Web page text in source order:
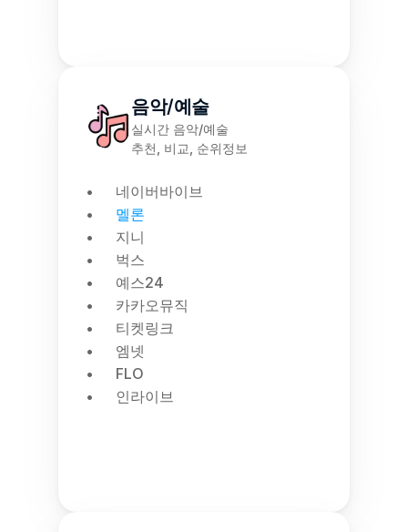
음악/예술
실시간 음악/예술
추천, 비교, 순위정보
네이버바이브
멜론
지니
벅스
예스24
카카오뮤직
티켓링크
엠넷
FLO
인라이브